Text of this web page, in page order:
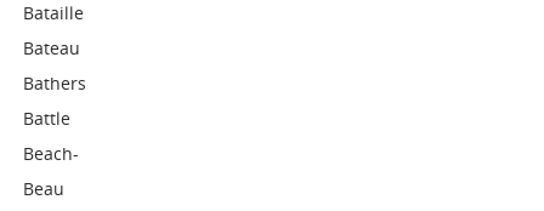
Bataille
Bateau
Bathers
Battle
Beach-
Beau